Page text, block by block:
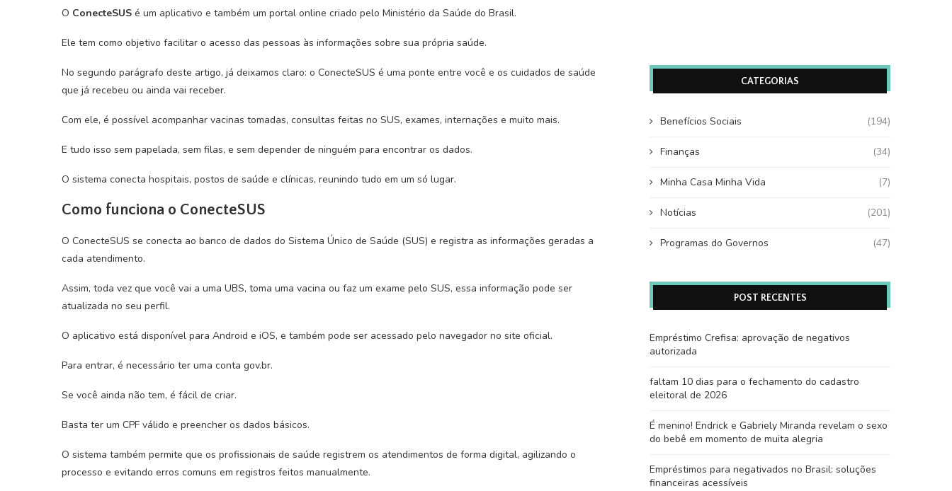
O ConecteSUS é um aplicativo e também um portal online criado pelo Ministério da Saúde do Brasil.
Ele tem como objetivo facilitar o acesso das pessoas às informações sobre sua própria saúde.
No segundo parágrafo deste artigo, já deixamos claro: o ConecteSUS é uma ponte entre você e os cuidados de saúde
que já recebeu ou ainda vai receber.
Com ele, é possível acompanhar vacinas tomadas, consultas feitas no SUS, exames, internações e muito mais.
E tudo isso sem papelada, sem filas, e sem depender de ninguém para encontrar os dados.
O sistema conecta hospitais, postos de saúde e clínicas, reunindo tudo em um só lugar.
Como funciona o ConecteSUS
O ConecteSUS se conecta ao banco de dados do Sistema Único de Saúde (SUS) e registra as informações geradas a
cada atendimento.
Assim, toda vez que você vai a uma UBS, toma uma vacina ou faz um exame pelo SUS, essa informação pode ser
atualizada no seu perfil.
O aplicativo está disponível para Android e iOS, e também pode ser acessado pelo navegador no site oficial.
Para entrar, é necessário ter uma conta gov.br.
Se você ainda não tem, é fácil de criar.
Basta ter um CPF válido e preencher os dados básicos.
O sistema também permite que os profissionais de saúde registrem os atendimentos de forma digital, agilizando o
processo e evitando erros comuns em registros feitos manualmente.
CATEGORIAS
Benefícios Sociais (194)
Finanças (34)
Minha Casa Minha Vida (7)
Notícias (201)
Programas do Governos (47)
POST RECENTES
Empréstimo Crefisa: aprovação de negativos
autorizada
faltam 10 dias para o fechamento do cadastro
eleitoral de 2026
É menino! Endrick e Gabriely Miranda revelam o sexo
do bebê em momento de muita alegria
Empréstimos para negativados no Brasil: soluções
financeiras acessíveis